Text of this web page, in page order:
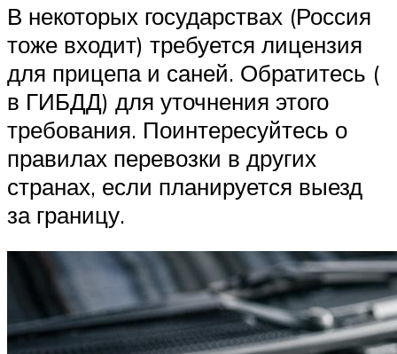
В некоторых государствах (Россия
тоже входит) требуется лицензия
для прицепа и саней. Обратитесь (
в ГИБДД) для уточнения этого
требования. Поинтересуйтесь о
правилах перевозки в других
странах, если планируется выезд
за границу.